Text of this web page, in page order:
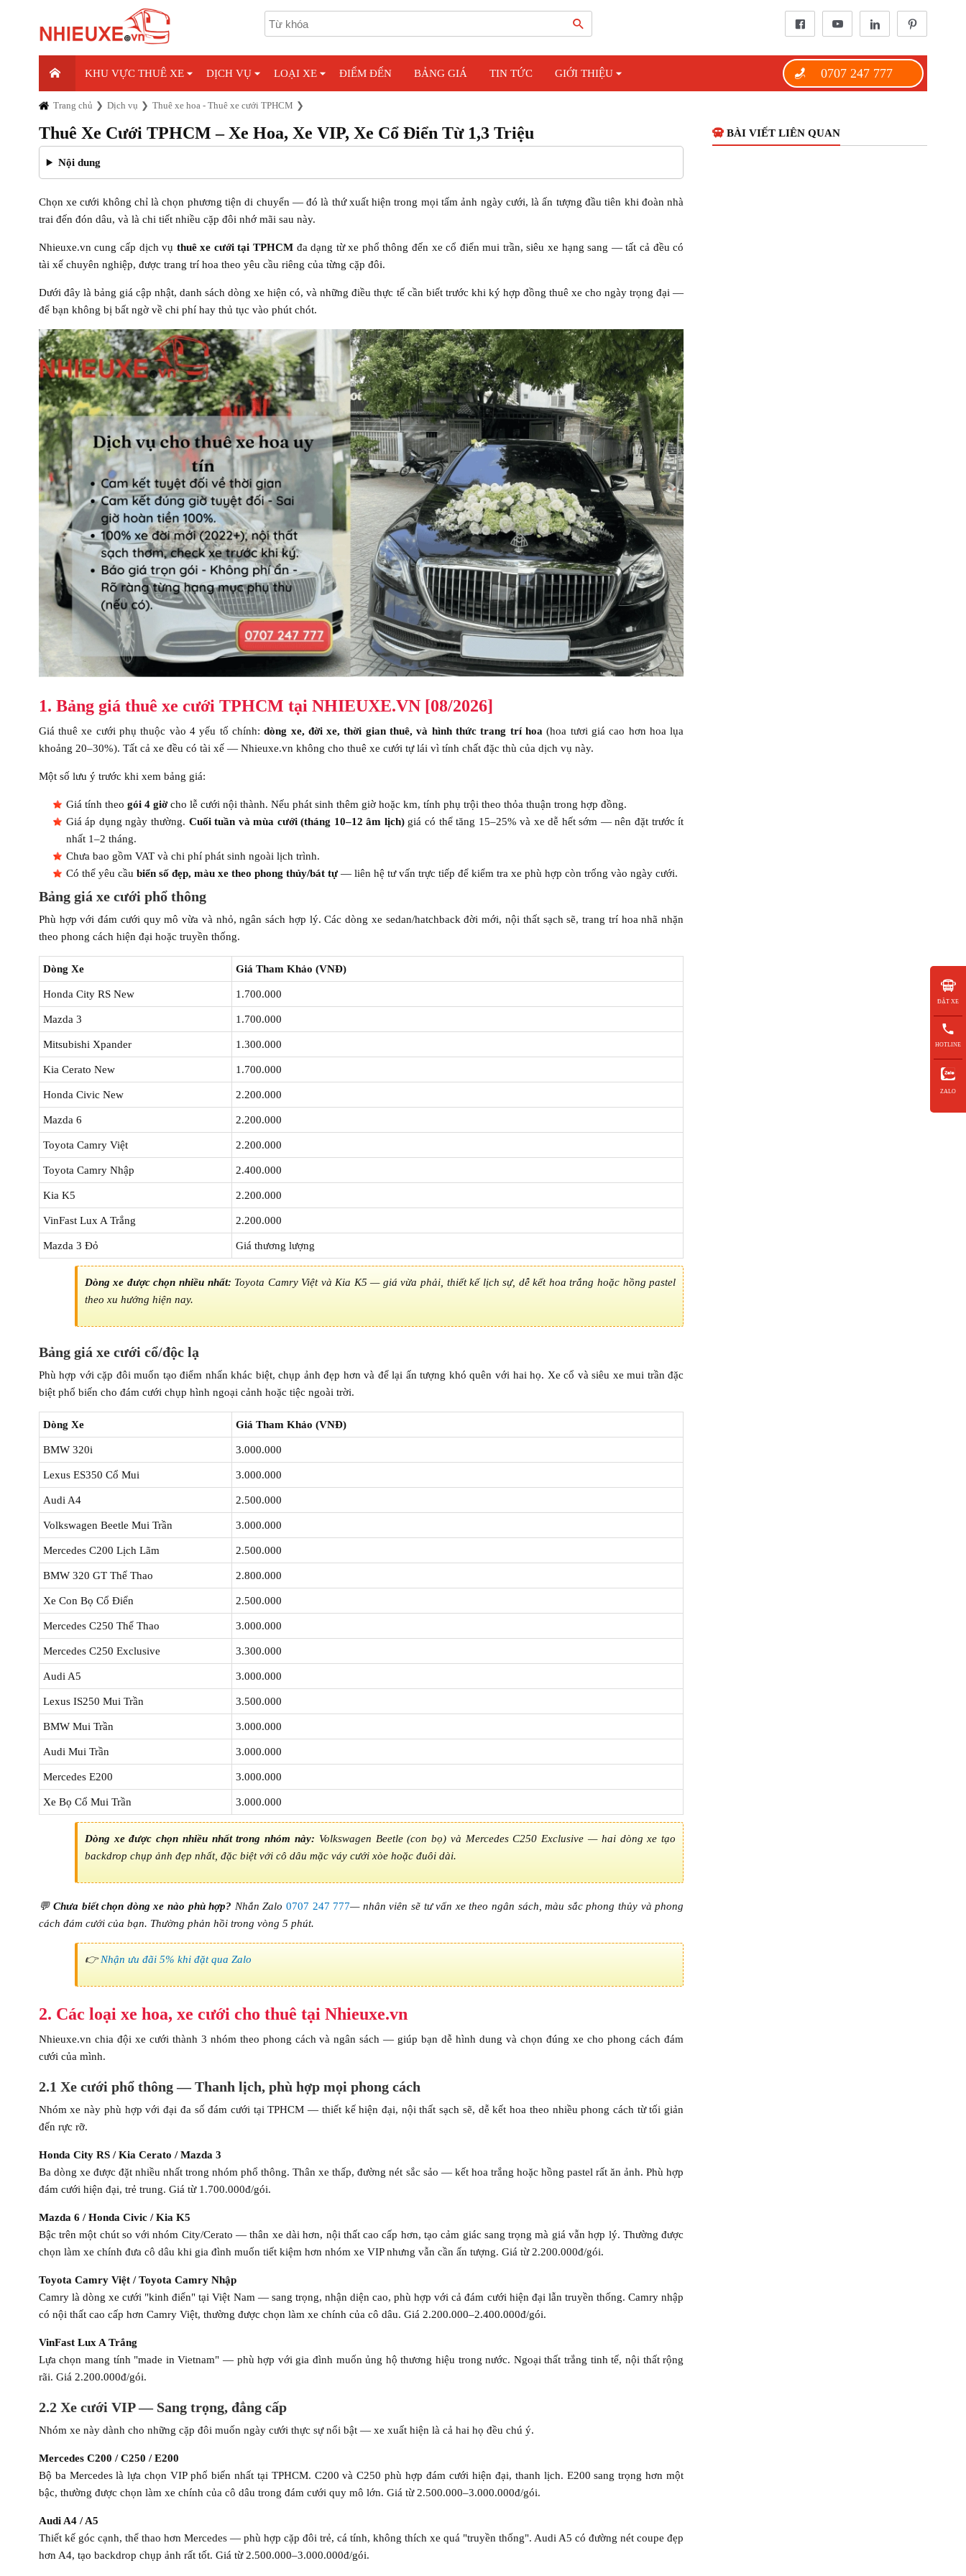
KHU VỰC THUÊ XE DỊCH VỤ LOẠI XE ĐIỂM ĐẾN BẢNG GIÁ TIN TỨC GIỚI THIỆU 0707 247 777
Trang chủ Dịch vụ Thuê xe hoa - Thuê xe cưới TPHCM
Thuê Xe Cưới TPHCM – Xe Hoa, Xe VIP, Xe Cổ Điển Từ 1,3 Triệu
Nội dung
Chọn xe cưới không chỉ là chọn phương tiện di chuyển — đó là thứ xuất hiện trong mọi tấm ảnh ngày cưới, là ấn tượng đầu tiên khi đoàn nhà
trai đến đón dâu, và là chi tiết nhiều cặp đôi nhớ mãi sau này.
Nhieuxe.vn cung cấp dịch vụ thuê xe cưới tại TPHCMđa dạng từ xe phổ thông đến xe cổ điển mui trần, siêu xe hạng sang — tất cả đều có
tài xế chuyên nghiệp, được trang trí hoa theo yêu cầu riêng của từng cặp đôi.
Dưới đây là bảng giá cập nhật, danh sách dòng xe hiện có, và những điều thực tế cần biết trước khi ký hợp đồng thuê xe cho ngày trọng đại —
để bạn không bị bất ngờ về chi phí hay thủ tục vào phút chót.
1. Bảng giá thuê xe cưới TPHCM tại NHIEUXE.VN [08/2026]
Giá thuê xe cưới phụ thuộc vào 4 yếu tố chính:dòng xe, đời xe, thời gian thuê, và hình thức trang trí hoa (hoa tươi giá cao hơn hoa lụa
khoảng 20–30%). Tất cả xe đều có tài xế — Nhieuxe.vn không cho thuê xe cưới tự lái vì tính chất đặc thù của dịch vụ này.
Một số lưu ý trước khi xem bảng giá:
Giá tính theo gói 4 giờcho lễ cưới nội thành. Nếu phát sinh thêm giờ hoặc km, tính phụ trội theo thỏa thuận trong hợp đồng.
Giá áp dụng ngày thường. Cuối tuần và mùa cưới (tháng 10–12 âm lịch)giá có thể tăng 15–25% và xe dễ hết sớm — nên đặt trước ít
nhất 1–2 tháng.
Chưa bao gồm VAT và chi phí phát sinh ngoài lịch trình.
Có thể yêu cầu biển số đẹp, màu xe theo phong thủy/bát tự— liên hệ tư vấn trực tiếp để kiểm tra xe phù hợp còn trống vào ngày cưới.
Bảng giá xe cưới phổ thông
Phù hợp với đám cưới quy mô vừa và nhỏ, ngân sách hợp lý. Các dòng xe sedan/hatchback đời mới, nội thất sạch sẽ, trang trí hoa nhã nhặn
theo phong cách hiện đại hoặc truyền thống.
Dòng Xe Giá Tham Khảo (VNĐ)
Honda City RS New 1.700.000
Mazda 3 1.700.000
Mitsubishi Xpander 1.300.000
Kia Cerato New 1.700.000
Honda Civic New 2.200.000
Mazda 6 2.200.000
Toyota Camry Việt 2.200.000
Toyota Camry Nhập 2.400.000
Kia K5 2.200.000
VinFast Lux A Trắng 2.200.000
Mazda 3 Đỏ Giá thương lượng
Dòng xe được chọn nhiều nhất: Toyota Camry Việt và Kia K5 — giá vừa phải, thiết kế lịch sự, dễ kết hoa trắng hoặc hồng pastel
theo xu hướng hiện nay.
Bảng giá xe cưới cổ/độc lạ
Phù hợp với cặp đôi muốn tạo điểm nhấn khác biệt, chụp ảnh đẹp hơn và để lại ấn tượng khó quên với hai họ. Xe cổ và siêu xe mui trần đặc
biệt phổ biến cho đám cưới chụp hình ngoại cảnh hoặc tiệc ngoài trời.
Dòng Xe Giá Tham Khảo (VNĐ)
BMW 320i 3.000.000
Lexus ES350 Cổ Mui 3.000.000
Audi A4 2.500.000
Volkswagen Beetle Mui Trần 3.000.000
Mercedes C200 Lịch Lãm 2.500.000
BMW 320 GT Thể Thao 2.800.000
Xe Con Bọ Cổ Điển 2.500.000
Mercedes C250 Thể Thao 3.000.000
Mercedes C250 Exclusive 3.300.000
Audi A5 3.000.000
Lexus IS250 Mui Trần 3.500.000
BMW Mui Trần 3.000.000
Audi Mui Trần 3.000.000
Mercedes E200 3.000.000
Xe Bọ Cổ Mui Trần 3.000.000
Dòng xe được chọn nhiều nhất trong nhóm này: Volkswagen Beetle (con bọ) và Mercedes C250 Exclusive — hai dòng xe tạo
backdrop chụp ảnh đẹp nhất, đặc biệt với cô dâu mặc váy cưới xòe hoặc đuôi dài.
💬 Chưa biết chọn dòng xe nào phù hợp? Nhắn Zalo 0707 247 777— nhân viên sẽ tư vấn xe theo ngân sách, màu sắc phong thủy và phong
cách đám cưới của bạn. Thường phản hồi trong vòng 5 phút.
👉Nhận ưu đãi 5% khi đặt qua Zalo
2. Các loại xe hoa, xe cưới cho thuê tại Nhieuxe.vn
Nhieuxe.vn chia đội xe cưới thành 3 nhóm theo phong cách và ngân sách — giúp bạn dễ hình dung và chọn đúng xe cho phong cách đám
cưới của mình.
2.1 Xe cưới phổ thông — Thanh lịch, phù hợp mọi phong cách
Nhóm xe này phù hợp với đại đa số đám cưới tại TPHCM — thiết kế hiện đại, nội thất sạch sẽ, dễ kết hoa theo nhiều phong cách từ tối giản
đến rực rỡ.
Honda City RS / Kia Cerato / Mazda 3
Ba dòng xe được đặt nhiều nhất trong nhóm phổ thông. Thân xe thấp, đường nét sắc sảo — kết hoa trắng hoặc hồng pastel rất ăn ảnh. Phù hợp
đám cưới hiện đại, trẻ trung. Giá từ 1.700.000đ/gói.
Mazda 6 / Honda Civic / Kia K5
Bậc trên một chút so với nhóm City/Cerato — thân xe dài hơn, nội thất cao cấp hơn, tạo cảm giác sang trọng mà giá vẫn hợp lý. Thường được
chọn làm xe chính đưa cô dâu khi gia đình muốn tiết kiệm hơn nhóm xe VIP nhưng vẫn cần ấn tượng. Giá từ 2.200.000đ/gói.
Toyota Camry Việt / Toyota Camry Nhập
Camry là dòng xe cưới "kinh điển" tại Việt Nam — sang trọng, nhận diện cao, phù hợp với cả đám cưới hiện đại lẫn truyền thống. Camry nhập
có nội thất cao cấp hơn Camry Việt, thường được chọn làm xe chính của cô dâu. Giá 2.200.000–2.400.000đ/gói.
VinFast Lux A Trắng
Lựa chọn mang tính "made in Vietnam" — phù hợp với gia đình muốn ủng hộ thương hiệu trong nước. Ngoại thất trắng tinh tế, nội thất rộng
rãi. Giá 2.200.000đ/gói.
2.2 Xe cưới VIP — Sang trọng, đẳng cấp
Nhóm xe này dành cho những cặp đôi muốn ngày cưới thực sự nổi bật — xe xuất hiện là cả hai họ đều chú ý.
Mercedes C200 / C250 / E200
Bộ ba Mercedes là lựa chọn VIP phổ biến nhất tại TPHCM. C200 và C250 phù hợp đám cưới hiện đại, thanh lịch. E200 sang trọng hơn một
bậc, thường được chọn làm xe chính của cô dâu trong đám cưới quy mô lớn. Giá từ 2.500.000–3.000.000đ/gói.
Audi A4 / A5
Thiết kế góc cạnh, thể thao hơn Mercedes — phù hợp cặp đôi trẻ, cá tính, không thích xe quá "truyền thống". Audi A5 có đường nét coupe đẹp
hơn A4, tạo backdrop chụp ảnh rất tốt. Giá từ 2.500.000–3.000.000đ/gói.
BÀI VIẾT LIÊN QUAN
ĐẶT XE
HOTLINE
ZALO